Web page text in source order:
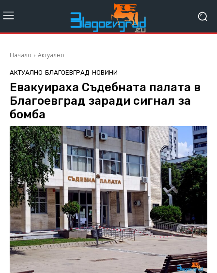
Начало Актуално
АКТУАЛНО БЛАГОЕВГРАД НОВИНИ
Евакуираха Съдебната палата в
Благоевград заради сигнал за
бомба